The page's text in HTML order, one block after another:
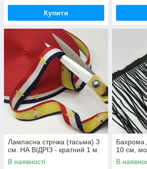
Купити
Лампасна стрічка (тасьма) 3
см. НА ВІДРІЗ - кратний 1 м.
В наявності
Бахрома
10 см,
В